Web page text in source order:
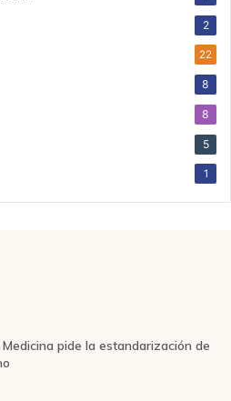
2
22
8
8
5
1
pide la estandarización de